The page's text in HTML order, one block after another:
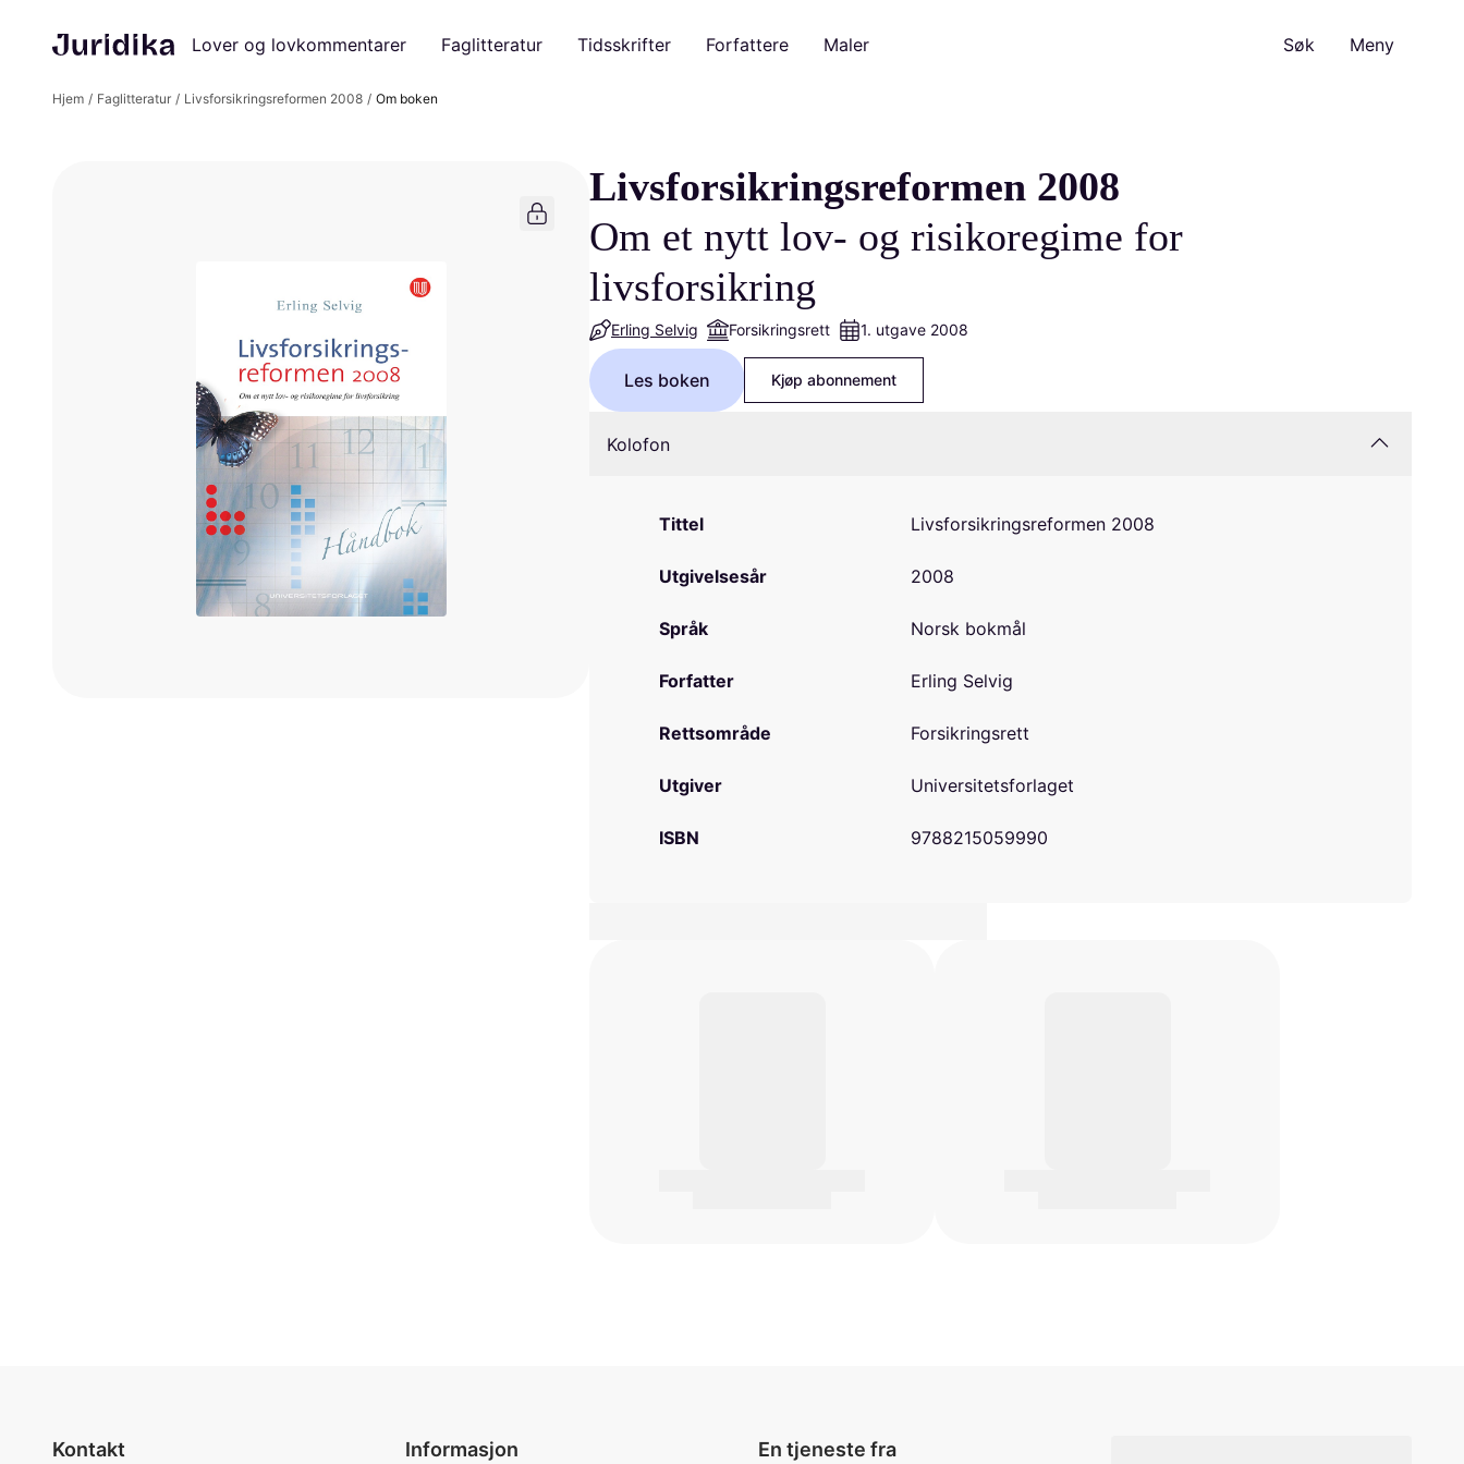
Lover og lovkommentarer Faglitteratur Tidsskrifter Forfattere Maler Søk Meny
Hjem Faglitteratur Livsforsikringsreformen 2008 Om boken
Livsforsikringsreformen 2008
Om et nytt lov- og risikoregime for
livsforsikring
Erling Selvig Forsikringsrett 1. utgave 2008
Les boken Kjøp abonnement
Kolofon
Tittel Livsforsikringsreformen 2008
Utgivelsesår 2008
Språk Norsk bokmål
Forfatter Erling Selvig
Rettsområde Forsikringsrett
Utgiver Universitetsforlaget
ISBN 9788215059990
Kontakt Informasjon En tjeneste fra